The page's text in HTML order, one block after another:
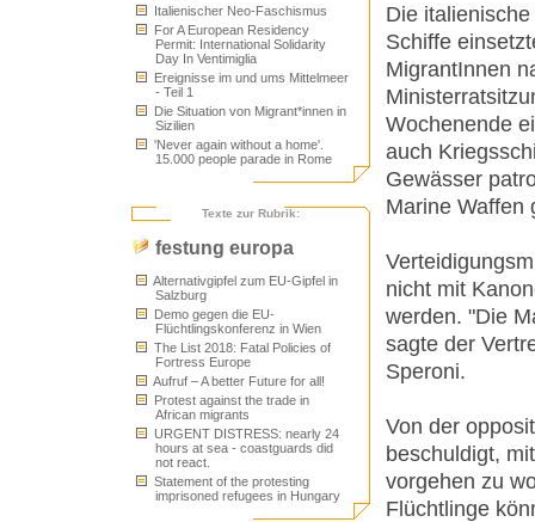
Italienischer Neo-Faschismus
For A European Residency
Permit: International Solidarity
Day In Ventimiglia
Ereignisse im und ums Mittelmeer
- Teil 1
Die Situation von Migrant*innen in
Sizilien
'Never again without a home'.
15.000 people parade in Rome
Texte zur Rubrik:
festung europa
Alternativgipfel zum EU-Gipfel in
Salzburg
Demo gegen die EU-
Flüchtlingskonferenz in Wien
The List 2018: Fatal Policies of
Fortress Europe
Aufruf – A better Future for all!
Protest against the trade in
African migrants
URGENT DISTRESS: nearly 24
hours at sea - coastguards did
not react.
Statement of the protesting
imprisoned refugees in Hungary
Die
Schiffe
MigrantInnen
Wochenende
auch
Gewässer
Marine Waffen
nicht mit
werden. "Die
sagte der
Speroni.
Von der
beschuldigt,
vorgehen zu
Flüchtlinge